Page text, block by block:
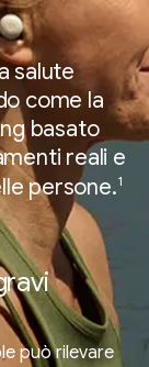
salute
come la
basato
reali e
persone.1
può rilevare